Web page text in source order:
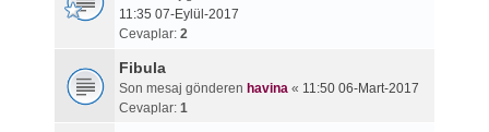
11:35 07-Eylül-2017
Cevaplar: 2
Fibula
Son mesaj gönderen havina« 11:50 06-Mart-2017
Cevaplar: 1